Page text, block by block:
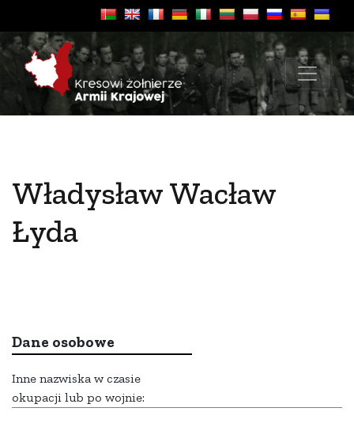
Władysław Wacław
Łyda
Dane osobowe
Inne nazwiska w czasie
okupacji lub po wojnie: